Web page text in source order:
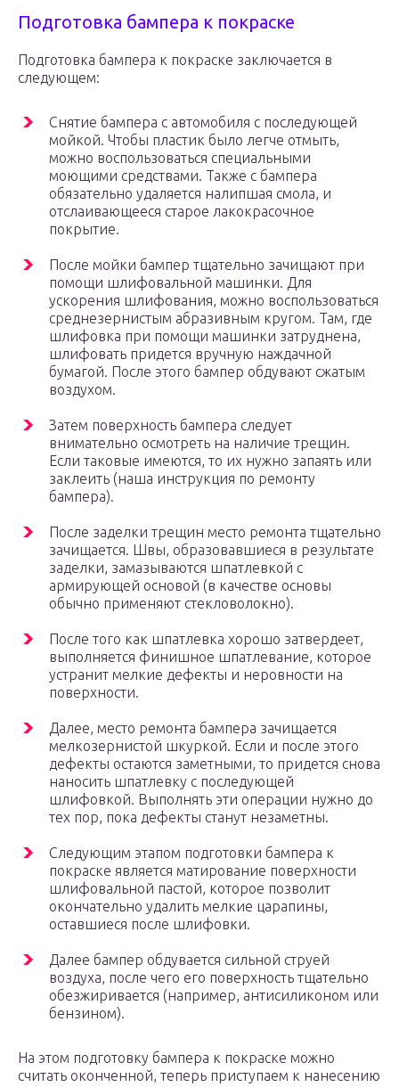
Подготовка бампера к покраске
Подготовка бампера к покраске заключается в
следующем:
Снятие бампера с автомобиля с последующей
мойкой. Чтобы пластик было легче отмыть,
можно воспользоваться специальными
моющими средствами. Также с бампера
обязательно удаляется налипшая смола, и
отслаивающееся старое лакокрасочное
покрытие.
После мойки бампер тщательно зачищают при
помощи шлифовальной машинки. Для
ускорения шлифования, можно воспользоваться
среднезернистым абразивным кругом. Там, где
шлифовка при помощи машинки затруднена,
шлифовать придется вручную наждачной
бумагой. После этого бампер обдувают сжатым
воздухом.
Затем поверхность бампера следует
внимательно осмотреть на наличие трещин.
Если таковые имеются, то их нужно запаять или
заклеить (наша инструкция по ремонту
бампера).
После заделки трещин место ремонта тщательно
зачищается. Швы, образовавшиеся в результате
заделки, замазываются шпатлевкой с
армирующей основой (в качестве основы
обычно применяют стекловолокно).
После того как шпатлевка хорошо затвердеет,
выполняется финишное шпатлевание, которое
устранит мелкие дефекты и неровности на
поверхности.
Далее, место ремонта бампера зачищается
мелкозернистой шкуркой. Если и после этого
дефекты остаются заметными, то придется снова
наносить шпатлевку с последующей
шлифовкой. Выполнять эти операции нужно до
тех пор, пока дефекты станут незаметны.
Следующим этапом подготовки бампера к
покраске является матирование поверхности
шлифовальной пастой, которое позволит
окончательно удалить мелкие царапины,
оставшиеся после шлифовки.
Далее бампер обдувается сильной струей
воздуха, после чего его поверхность тщательно
обезжиривается (например, антисиликоном или
бензином).
На этом подготовку бампера к покраске можно
считать оконченной, теперь приступаем к нанесению